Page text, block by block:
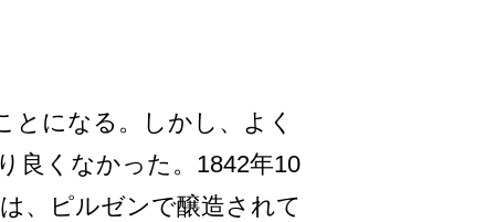
とにな­る。しかし、よく
良くなかった。1­842年10
、ピルゼンで醸造さ­れて